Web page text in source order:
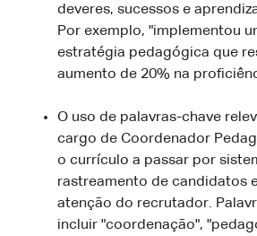
deveres, sucessos e
Por exemplo, "implementou
estratégia pedagógica que
aumento de 20% na
O uso de palavras-chave
cargo de Coordenador
o currículo a passar por
rastreamento de candidatos
atenção do recrutador.
incluir "coordenação",